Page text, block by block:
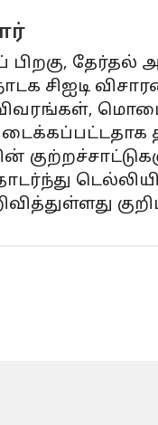
பிறகு,
சிஐடி
மொபைல்